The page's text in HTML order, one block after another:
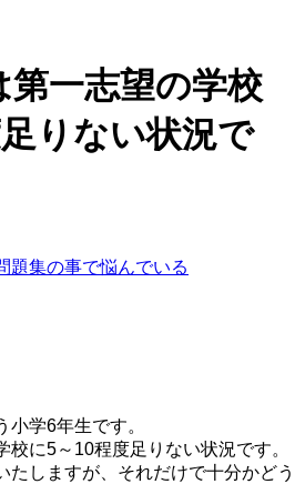
第一志望の学校
りない状況で
題集の事で悩んでいる
小学6年生です。
に5～10程度足りない状況です。
たしますが、それだけで十分かどう